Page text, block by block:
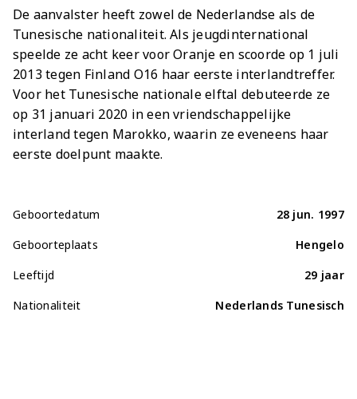
De aanvalster heeft zowel de Nederlandse als de
Tunesische nationaliteit. Als jeugdinternational
speelde ze acht keer voor Oranje en scoorde op 1 juli
2013 tegen Finland O16 haar eerste interlandtreffer.
Voor het Tunesische nationale elftal debuteerde ze
op 31 januari 2020 in een vriendschappelijke
interland tegen Marokko, waarin ze eveneens haar
eerste doelpunt maakte.
Geboortedatum
28 jun. 1997
Geboorteplaats
Hengelo
Leeftijd
29 jaar
Nationaliteit
Nederlands Tunesisch